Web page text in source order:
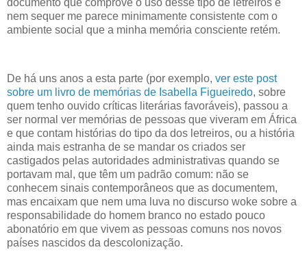
nem sequer me parece minimamente consistente com o
ambiente social que a minha memória consciente retém.
De há uns anos a esta parte (por exemplo, ver este post
sobre um livro de memórias de Isabella Figueiredo, sobre
quem tenho ouvido críticas literárias favoráveis), passou a
ser normal ver memórias de pessoas que viveram em África
e que contam histórias do tipo da dos letreiros, ou a história
ainda mais estranha de se mandar os criados ser
castigados pelas autoridades administrativas quando se
portavam mal, que têm um padrão comum: não se
conhecem sinais contemporâneos que as documentem,
mas encaixam que nem uma luva no discurso woke sobre a
responsabilidade do homem branco no estado pouco
abonatório em que vivem as pessoas comuns nos novos
países nascidos da descolonização.